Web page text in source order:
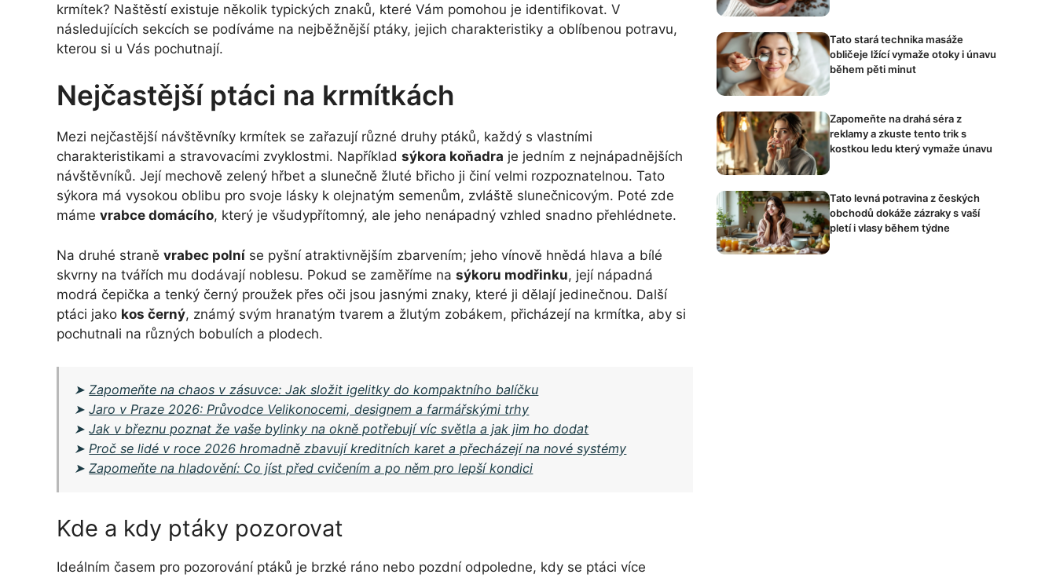
krmítek? Naštěstí existuje několik typických znaků, které Vám pomohou je identifikovat. V
následujících sekcích se podíváme na nejběžnější ptáky, jejich charakteristiky a oblíbenou potravu,
kterou si u Vás pochutnají.
Nejčastější ptáci na krmítkách
Mezi nejčastější návštěvníky krmítek se zařazují různé druhy ptáků, každý s vlastními
charakteristikami a stravovacími zvyklostmi. Například sýkora koňadra je jedním z nejnápadnějších
návštěvníků. Její mechově zelený hřbet a slunečně žluté břicho ji činí velmi rozpoznatelnou. Tato
sýkora má vysokou oblibu pro svoje lásky k olejnatým semenům, zvláště slunečnicovým. Poté zde
máme vrabce domácího, který je všudypřítomný, ale jeho nenápadný vzhled snadno přehlédnete.
Na druhé straně vrabec polní se pyšní atraktivnějším zbarvením; jeho vínově hnědá hlava a bílé
skvrny na tvářích mu dodávají noblesu. Pokud se zaměříme na sýkoru modřinku, její nápadná
modrá čepička a tenký černý proužek přes oči jsou jasnými znaky, které ji dělají jedinečnou. Další
ptáci jako kos černý, známý svým hranatým tvarem a žlutým zobákem, přicházejí na krmítka, aby si
pochutnali na různých bobulích a plodech.
➤Zapomeňte na chaos v zásuvce: Jak složit igelitky do kompaktního balíčku
➤Jaro v Praze 2026: Průvodce Velikonocemi, designem a farmářskými trhy
➤Jak v březnu poznat že vaše bylinky na okně potřebují víc světla a jak jim ho dodat
➤Proč se lidé v roce 2026 hromadně zbavují kreditních karet a přecházejí na nové systémy
➤Zapomeňte na hladovění: Co jíst před cvičením a po něm pro lepší kondici
Kde a kdy ptáky pozorovat
Ideálním časem pro pozorování ptáků je brzké ráno nebo pozdní odpoledne, kdy se ptáci více
Tato stará technika masáže
obličeje lžící vymaže otoky i únavu
během pěti minut
Zapomeňte na drahá séra z
reklamy a zkuste tento trik s
kostkou ledu který vymaže únavu
Tato levná potravina z českých
obchodů dokáže zázraky s vaší
pletí i vlasy během týdne